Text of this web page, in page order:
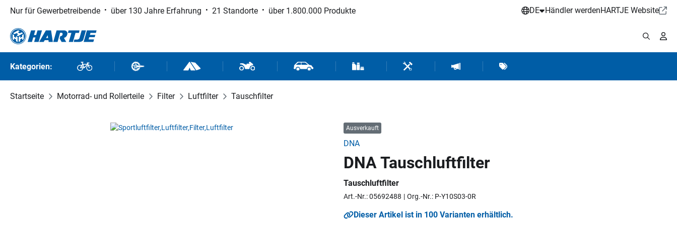
Hauptinhalt springen
Zur Suche springen
Zur Hauptnavigation springen
Nur für Gewerbetreibende über 130 Jahre Erfahrung 21 Standorte über 1.800.000 Produkte DE Händler werdenHARTJE Website
Kategorien: Fahrräder Fahrradteile Outdoor und SportMotorrad- und RollerteileFahrzeugteile und ZubehörVerbrauchsmaterial / Werkstattbedarf
Werkzeuge / Werkstattausrüstung
Hartje MarketingMarken
Startseite Motorrad- und Rollerteile Filter Luftfilter Tauschfilter
Ausverkauft
DNA
DNA Tauschluftfilter
Tauschluftfilter
Art.-Nr.: 05692488 Org.-Nr.: P-Y10S03-0R
Dieser Artikel ist in 100 Varianten erhältlich.